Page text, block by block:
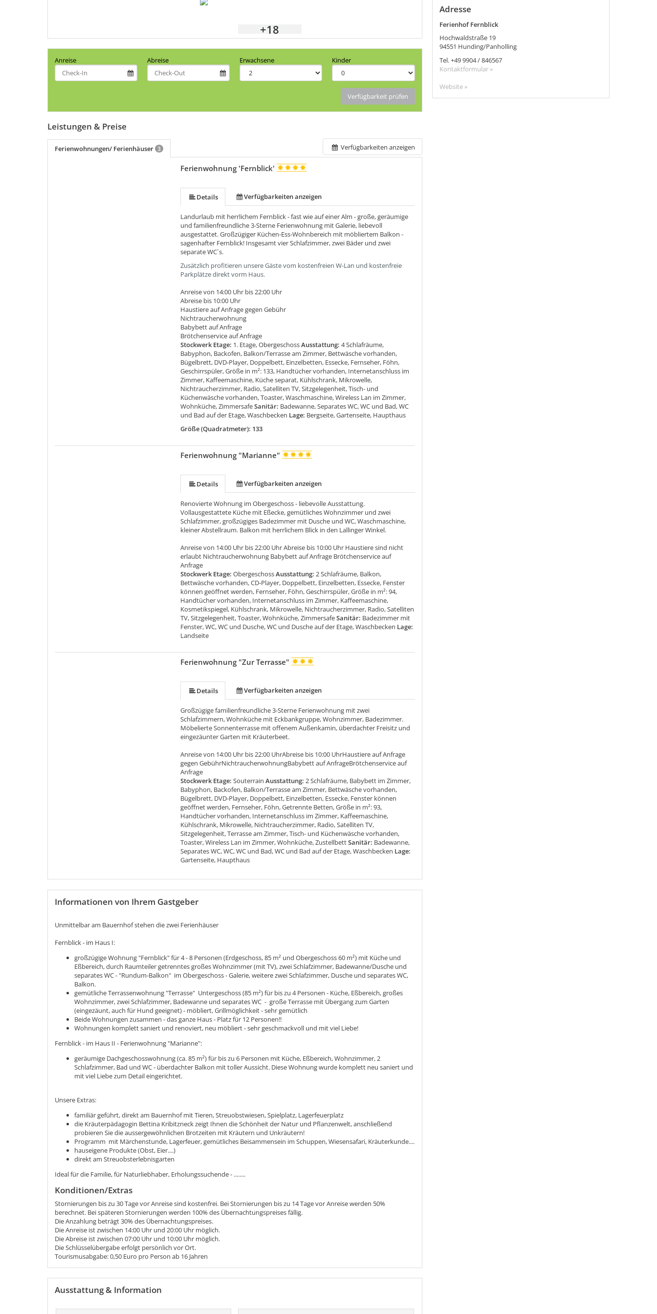
+18
Anreise Abreise Erwachsene Kinder
Verfügbarkeit prüfen
Verfügbarkeiten anzeigen
Leistungen & Preise
Ferienwohnungen/ Ferienhäuser 3
Ferienwohnung 'Fernblick'
Details Verfügbarkeiten anzeigen
Landurlaub mit herrlichem Fernblick - fast wie auf einer Alm - große, geräumige
und familienfreundliche 3-Sterne Ferienwohnung mit Galerie, liebevoll
ausgestattet. Großzügiger Küchen-Ess-Wohnbereich mit möbliertem Balkon -
sagenhafter Fernblick! Insgesamt vier Schlafzimmer, zwei Bäder und zwei
separate WC´s.
Zusätzlich profitieren unsere Gäste vom kostenfreien W-Lan und kostenfreie
Parkplätze direkt vorm Haus.
Anreise von 14:00 Uhr bis 22:00 Uhr
Abreise bis 10:00 Uhr
Haustiere auf Anfrage gegen Gebühr
Nichtraucherwohnung
Babybett auf Anfrage
Brötchenservice auf Anfrage
Stockwerk Etage: 1. Etage, ObergeschossAusstattung:4 Schlafräume,
Babyphon, Backofen, Balkon/Terrasse am Zimmer, Bettwäsche vorhanden,
Bügelbrett, DVD-Player, Doppelbett, Einzelbetten, Essecke, Fernseher, Föhn,
Geschirrspüler, Größe in m²: 133, Handtücher vorhanden, Internetanschluss im
Zimmer, Kaffeemaschine, Küche separat, Kühlschrank, Mikrowelle,
Nichtraucherzimmer, Radio, Satelliten TV, Sitzgelegenheit, Tisch- und
Küchenwäsche vorhanden, Toaster, Waschmaschine, Wireless Lan im Zimmer,
Wohnküche, ZimmersafeSanitär: Badewanne, Separates WC, WC und Bad, WC
und Bad auf der Etage, Waschbecken Lage: Bergseite, Gartenseite, Haupthaus
Größe (Quadratmeter): 133
Ferienwohnung "Marianne"
Details Verfügbarkeiten anzeigen
Renovierte Wohnung im Obergeschoss - liebevolle Ausstattung.
Vollausgestattete Küche mit Eßecke, gemütliches Wohnzimmer und zwei
Schlafzimmer, großzügiges Badezimmer mit Dusche und WC, Waschmaschine,
kleiner Abstellraum. Balkon mit herrlichem Blick in den Lallinger Winkel.
Anreise von 14:00 Uhr bis 22:00 Uhr Abreise bis 10:00 Uhr Haustiere sind nicht
erlaubt Nichtraucherwohnung Babybett auf Anfrage Brötchenservice auf
Anfrage
Stockwerk Etage:ObergeschossAusstattung:2 Schlafräume, Balkon,
Bettwäsche vorhanden, CD-Player, Doppelbett, Einzelbetten, Essecke, Fenster
können geöffnet werden, Fernseher, Föhn, Geschirrspüler, Größe in m²: 94,
Handtücher vorhanden, Internetanschluss im Zimmer, Kaffeemaschine,
Kosmetikspiegel, Kühlschrank, Mikrowelle, Nichtraucherzimmer, Radio, Satelliten
TV, Sitzgelegenheit, Toaster, Wohnküche, ZimmersafeSanitär: Badezimmer mit
Fenster, WC, WC und Dusche, WC und Dusche auf der Etage, Waschbecken Lage:
Landseite
Ferienwohnung "Zur Terrasse"
Details Verfügbarkeiten anzeigen
Großzügige familienfreundliche 3-Sterne Ferienwohnung mit zwei
Schlafzimmern, Wohnküche mit Eckbankgruppe, Wohnzimmer, Badezimmer.
Möbelierte Sonnenterrasse mit offenem Außenkamin, überdachter Freisitz und
eingezäunter Garten mit Kräuterbeet.
Anreise von 14:00 Uhr bis 22:00 UhrAbreise bis 10:00 UhrHaustiere auf Anfrage
gegen GebührNichtraucherwohnungBabybett auf AnfrageBrötchenservice auf
Anfrage
Stockwerk Etage:Souterrain Ausstattung:2 Schlafräume, Babybett im Zimmer,
Babyphon, Backofen, Balkon/Terrasse am Zimmer, Bettwäsche vorhanden,
Bügelbrett, DVD-Player, Doppelbett, Einzelbetten, Essecke, Fenster können
geöffnet werden, Fernseher, Föhn, Getrennte Betten, Größe in m²: 93,
Handtücher vorhanden, Internetanschluss im Zimmer, Kaffeemaschine,
Kühlschrank, Mikrowelle, Nichtraucherzimmer, Radio, Satelliten TV,
Sitzgelegenheit, Terrasse am Zimmer, Tisch- und Küchenwäsche vorhanden,
Toaster, Wireless Lan im Zimmer, Wohnküche, ZustellbettSanitär: Badewanne,
Separates WC, WC, WC und Bad, WC und Bad auf der Etage, Waschbecken Lage:
Gartenseite, Haupthaus
Informationen von Ihrem Gastgeber
Unmittelbar am Bauernhof stehen die zwei Ferienhäuser
Fernblick - im Haus I:
großzügige Wohnung "Fernblick" für 4 - 8 Personen (Erdgeschoss, 85 m² und Obergeschoss 60 m²) mit Küche und
Eßbereich, durch Raumteiler getrenntes großes Wohnzimmer (mit TV), zwei Schlafzimmer, Badewanne/Dusche und
separates WC - "Rundum-Balkon" im Obergeschoss - Galerie, weitere zwei Schlafzimmer, Dusche und separates WC,
Balkon.
gemütliche Terrassenwohnung "Terrasse" Untergeschoss (85 m²) für bis zu 4 Personen - Küche, Eßbereich, großes
Wohnzimmer, zwei Schlafzimmer, Badewanne und separates WC - große Terrasse mit Übergang zum Garten
(eingezäunt, auch für Hund geeignet) - möbliert, Grillmöglichkeit - sehr gemütlich
Beide Wohnungen zusammen - das ganze Haus - Platz für 12 Personen!!
Wohnungen komplett saniert und renoviert, neu möbliert - sehr geschmackvoll und mit viel Liebe!
Fernblick - im Haus II - Ferienwohnung "Marianne":
geräumige Dachgeschosswohnung (ca. 85 m²) für bis zu 6 Personen mit Küche, Eßbereich, Wohnzimmer, 2
Schlafzimmer, Bad und WC - überdachter Balkon mit toller Aussicht. Diese Wohnung wurde komplett neu saniert und
mit viel Liebe zum Detail eingerichtet.
Unsere Extras:
familiär geführt, direkt am Bauernhof mit Tieren, Streuobstwiesen, Spielplatz, Lagerfeuerplatz
die Kräuterpädagogin Bettina Kribitzneck zeigt Ihnen die Schönheit der Natur und Pflanzenwelt, anschließend
probieren Sie die aussergewöhnlichen Brotzeiten mit Kräutern und Unkräutern!
Programm mit Märchenstunde, Lagerfeuer, gemütliches Beisammensein im Schuppen, Wiesensafari, Kräuterkunde....
hauseigene Produkte (Obst, Eier....)
direkt am Streuobsterlebnisgarten
Ideal für die Familie, für Naturliebhaber, Erholungssuchende - ........
Konditionen/Extras
Stornierungen bis zu 30 Tage vor Anreise sind kostenfrei. Bei Stornierungen bis zu 14 Tage vor Anreise werden 50%
berechnet. Bei späteren Stornierungen werden 100% des Übernachtungspreises fällig.
Die Anzahlung beträgt 30% des Übernachtungspreises.
Die Anreise ist zwischen 14:00 Uhr und 20:00 Uhr möglich.
Die Abreise ist zwischen 07:00 Uhr und 10:00 Uhr möglich.
Die Schlüsselübergabe erfolgt persönlich vor Ort.
Tourismusabgabe: 0,50 Euro pro Person ab 16 Jahren
Ausstattung & Information
Adresse
Ferienhof Fernblick
Hochwaldstraße 19
94551 Hunding/Panholling
Tel.+49 9904 / 846567
Kontaktformular »
Website »